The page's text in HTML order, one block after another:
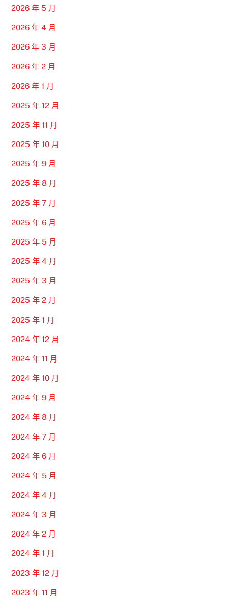
2026 年 5 月
2026 年 4 月
2026 年 3 月
2026 年 2 月
2026 年 1 月
2025 年 12 月
2025 年 11 月
2025 年 10 月
2025 年 9 月
2025 年 8 月
2025 年 7 月
2025 年 6 月
2025 年 5 月
2025 年 4 月
2025 年 3 月
2025 年 2 月
2025 年 1 月
2024 年 12 月
2024 年 11 月
2024 年 10 月
2024 年 9 月
2024 年 8 月
2024 年 7 月
2024 年 6 月
2024 年 5 月
2024 年 4 月
2024 年 3 月
2024 年 2 月
2024 年 1 月
2023 年 12 月
2023 年 11 月